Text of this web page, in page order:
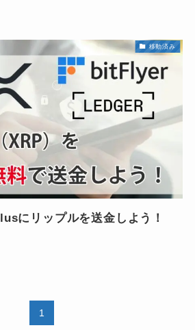
移動済み
にリップルを送金しよう！
1